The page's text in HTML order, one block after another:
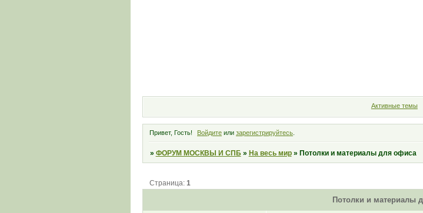
Активные темы
Привет, Гость! Войдите или зарегистрируйтесь.
» ФОРУМ МОСКВЫ И СПБ » На весь мир » Потолки и материалы для офиса
Потолки и материалы
Страница: 1